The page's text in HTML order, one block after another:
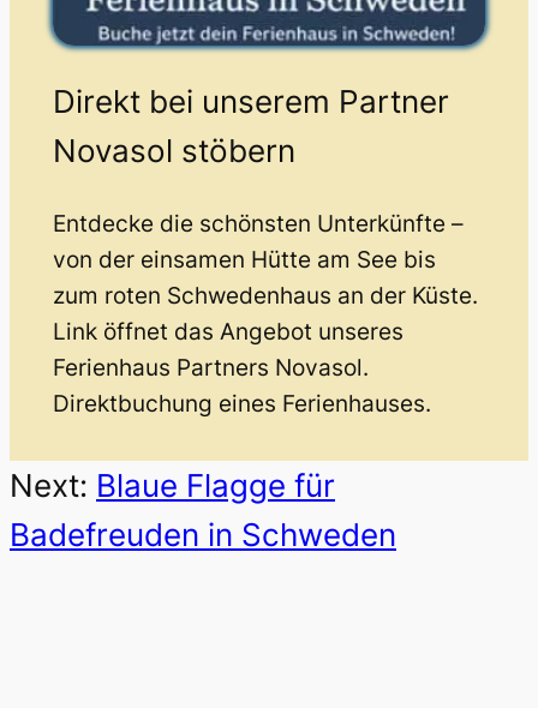
Direkt bei unserem Partner
Novasol stöbern
Entdecke die schönsten Unterkünfte –
von der einsamen Hütte am See bis
zum roten Schwedenhaus an der Küste.
Link öffnet das Angebot unseres
Ferienhaus Partners Novasol.
Direktbuchung eines Ferienhauses.
Next: Blaue Flagge für
Badefreuden in Schweden